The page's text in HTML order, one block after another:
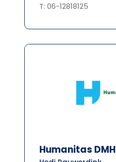
T: 06-12818125
Humanitas DMH